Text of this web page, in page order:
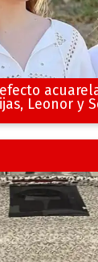
Leonor y